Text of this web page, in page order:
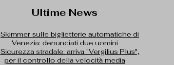
Ultime News
Skimmer sulle biglietterie automatiche di
Venezia: denunciati due uomini
Sicurezza stradale: arriva "Vergilius Plus",
per il controllo della velocità media